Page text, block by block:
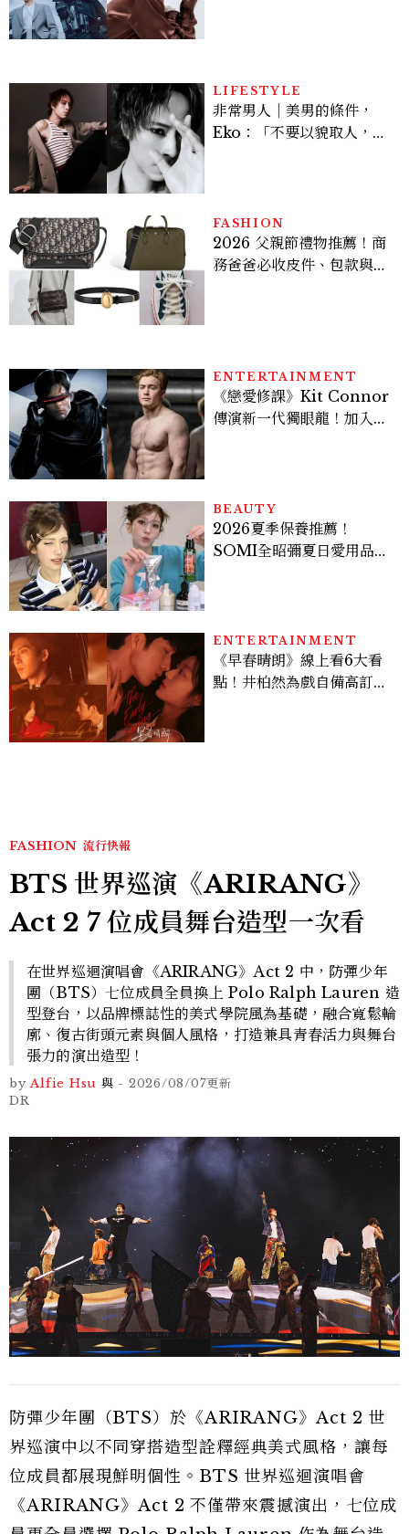
LIFESTYLE
非常男人｜美男的條件，
Eko：「不要以貌取人，內
FASHION
2026 父親節禮物推薦！商
務爸爸必收皮件、包款與鞋
ENTERTAINMENT
《戀愛修課》Kit Connor
傳演新一代獨眼龍！加入新
BEAUTY
2026夏季保養推薦！
SOMI全昭彌夏日愛用品公
ENTERTAINMENT
《早春晴朗》線上看6大看
點！井柏然為戲自備高訂，
FASHION 流行快報
BTS 世界巡演《ARIRANG》
Act 2 7 位成員舞台造型一次看
在世界巡迴演唱會《ARIRANG》Act 2 中，防彈少年
團（BTS）七位成員全員換上 Polo Ralph Lauren 造
型登台，以品牌標誌性的美式學院風為基礎，融合寬鬆輪
廓、復古街頭元素與個人風格，打造兼具青春活力與舞台
張力的演出造型！
by Alfie Hsu 與 - 2026/08/07更新
DR
防彈少年團（BTS）於《ARIRANG》Act 2 世
界巡演中以不同穿搭造型詮釋經典美式風格，讓每
位成員都展現鮮明個性。BTS 世界巡迴演唱會
《ARIRANG》Act 2 不僅帶來震撼演出，七位成